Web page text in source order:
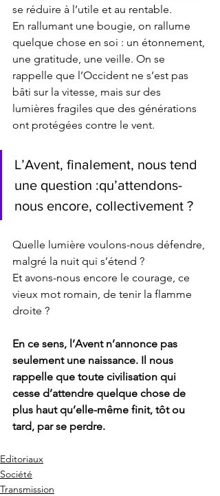
se réduire à l’utile et au rentable.
En rallumant une bougie, on rallume
quelque chose en soi : un étonnement,
une gratitude, une veille. On se
rappelle que l’Occident ne s’est pas
bâti sur la vitesse, mais sur des
lumières fragiles que des générations
ont protégées contre le vent.
L’Avent, finalement, nous tend
une question :qu’attendons-
nous encore, collectivement ?
Quelle lumière voulons-nous défendre,
malgré la nuit qui s’étend ?
Et avons-nous encore le courage, ce
vieux mot romain, de tenir la flamme
droite ?
En ce sens, l’Avent n’annonce pas
seulement une naissance. Il nous
rappelle que toute civilisation qui
cesse d’attendre quelque chose de
plus haut qu’elle-même finit, tôt ou
tard, par se perdre.
Editoriaux
Société
Transmission